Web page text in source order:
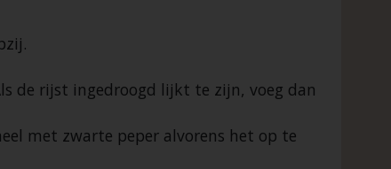
de rijst ingedroogd lijkt te zijn, voeg dan
met zwarte peper alvorens het op te